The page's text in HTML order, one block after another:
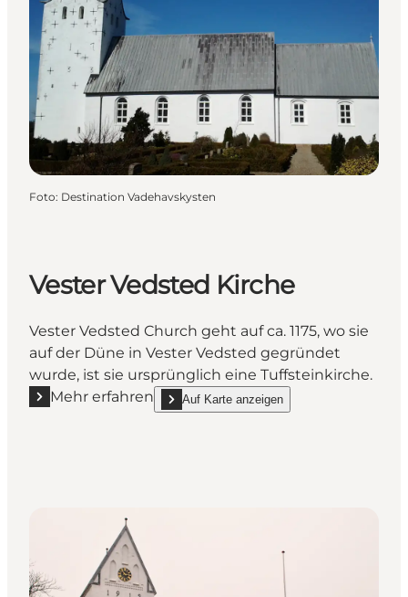
Foto: Destination Vadehavskysten
Vester Vedsted Kirche
Vester Vedsted Church geht auf ca. 1175, wo sie
auf der Düne in Vester Vedsted gegründet
wurde, ist sie ursprünglich eine Tuffsteinkirche.
Mehr erfahren
Mehr erfahren "Vester Vedsted Kirche"
Auf Karte anzeigen
show Vester Vedsted Kirche on_map